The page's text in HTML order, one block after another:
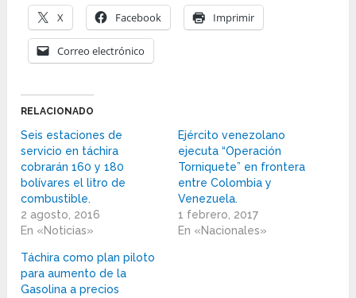
X Facebook Imprimir
Correo electrónico
RELACIONADO
Seis estaciones de
servicio en táchira
cobrarán 160 y 180
bolívares el litro de
combustible.
2 agosto, 2016
En «Noticias»
Ejército venezolano
ejecuta “Operación
Torniquete” en frontera
entre Colombia y
Venezuela.
1 febrero, 2017
En «Nacionales»
Táchira como plan piloto
para aumento de la
Gasolina a precios